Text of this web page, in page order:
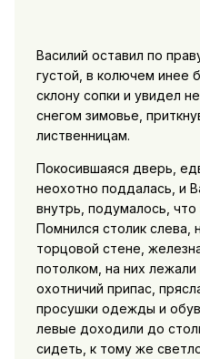
Василий оставил по
густой, в колючем инее
склону сопки и увидел
снегом зимовье,
лиственницам.
Покосившаяся дверь,
неохотно поддалась, и
внутрь, подумалось,
Помнился столик слева,
торцовой стене,
потолком, на них
охотничий припас,
просушки одежды и
левые доходили до
сидеть, к тому же